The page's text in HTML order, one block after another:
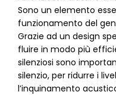
Sono un elemento
funzionamento del
Grazie ad un design
fluire in modo più
silenziosi sono
silenzio, per ridurre i
l’inquinamento